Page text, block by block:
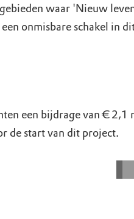
waar 'Nieuw
onmisbare schakel in
een bijdrage van € 2,1
de start van dit project.